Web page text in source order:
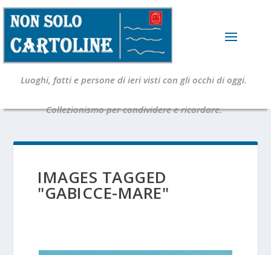
Luoghi, fatti e persone di ieri visti con gli occhi di oggi.
Collezionismo per condividere e ricordare.
IMAGES TAGGED
"GABICCE-MARE"